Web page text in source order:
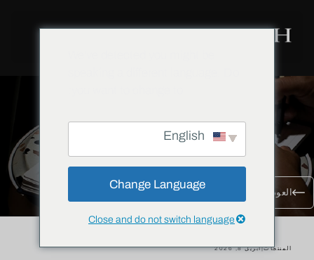
العودة إلى جميع المدونات
المنتجات|أبريل 8, 2026
Change Language
Close and do not switch language